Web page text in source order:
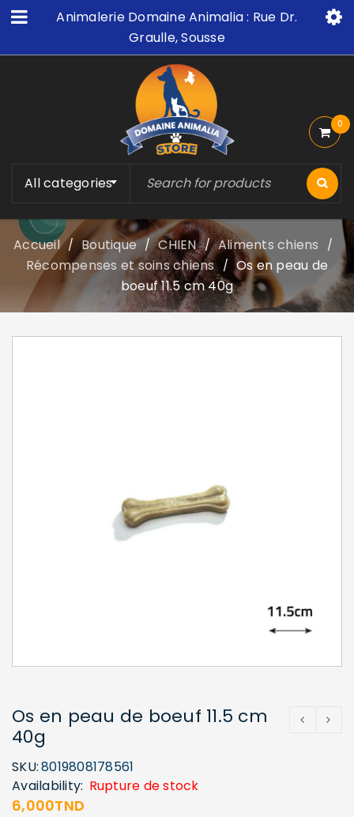
Animalerie Domaine Animalia : Rue Dr.
Graulle, Sousse
All categories
0
Accueil / Boutique / CHIEN / Aliments chiens /
Récompenses et soins chiens / Os en peau de
boeuf 11.5 cm 40g
Os en peau de boeuf 11.5 cm
40g
SKU:8019808178561
Availability: Rupture de stock
6,000TND